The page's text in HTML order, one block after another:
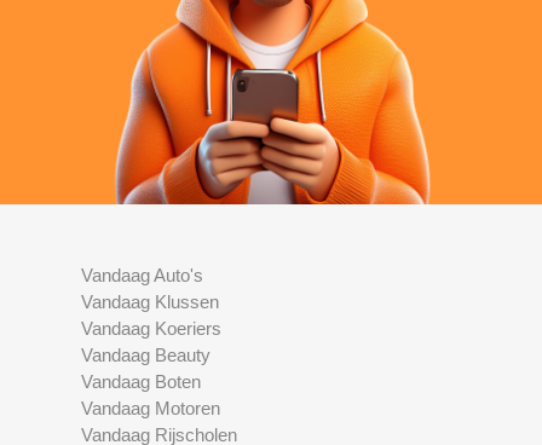
Vandaag Auto's
Vandaag Klussen
Vandaag Koeriers
Vandaag Beauty
Vandaag Boten
Vandaag Motoren
Vandaag Rijscholen